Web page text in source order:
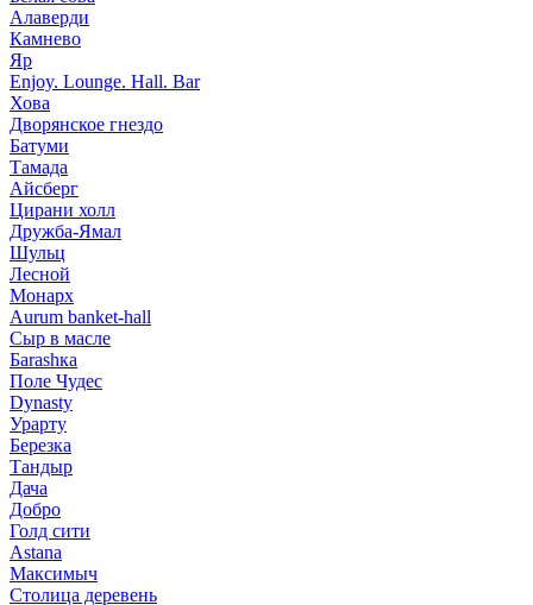
Алаверди
Камнево
Яр
Enjoy. Lounge. Hall. Bar
Хова
Дворянское гнездо
Батуми
Тамада
Айсберг
Цирани холл
Дружба-Ямал
Шульц
Лесной
Монарх
Aurum banket-hall
Сыр в масле
Баrаshка
Поле Чудес
Dynasty
Урарту
Березка
Тандыр
Дача
Добро
Голд сити
Astana
Максимыч
Столица деревень